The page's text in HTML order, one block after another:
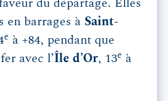
du départage. Elles
en barrages à Saint-
e à +84, pendant que
avec l’Île d’Or, 13e à